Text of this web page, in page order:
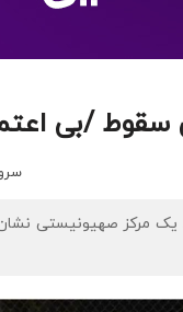
سقوط /بی
مرکز صهیونیستی نشان